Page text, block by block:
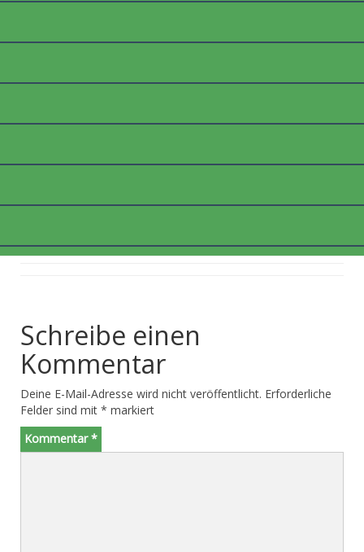
LANDSCHAFT_WEB
Schreibe einen
Kommentar
Deine E-Mail-Adresse wird nicht veröffentlicht. Erforderliche
Felder sind mit * markiert
Kommentar*